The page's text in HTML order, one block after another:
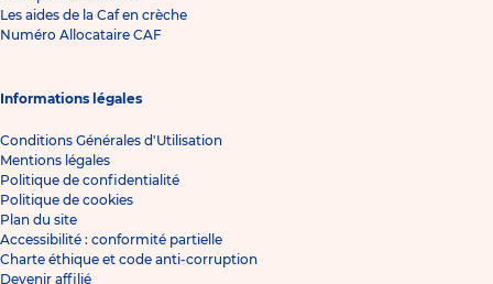
Les aides de la Caf en crèche
Numéro Allocataire CAF
Informations légales
Conditions Générales d'Utilisation
Mentions légales
Politique de confidentialité
Politique de cookies
Plan du site
Accessibilité : conformité partielle
Charte éthique et code anti-corruption
Devenir affilié